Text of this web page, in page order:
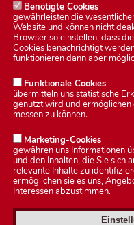
Benötigte Cookies
gewährleisten die
Website und können nicht
Browser so einstellen, dass
Cookies benachrichtigt
funktionieren dann aber
Funktionale Cookies
übermitteln uns statistische
genutzt wird und ermöglichen
messen zu können.
Marketing-Cookies
gewähren uns Informationen
und den Inhalten, die Sie sich
relevante Inhalte zu
ermöglichen sie es uns,
Interessen abzustimmen.